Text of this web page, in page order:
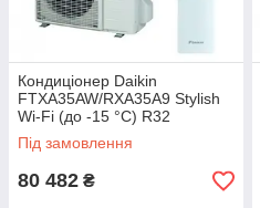
Кондиціонер Daikin
FTXA35AW/RXA35A9 Stylish
Wi-Fi (до -15 °C) R32
Під замовлення
80 482 ₴